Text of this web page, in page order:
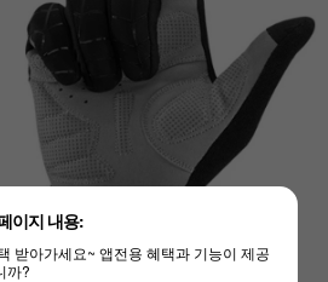
이지 내용:
받아가세요~ 앱전용 혜택과 기능이 제공
까?